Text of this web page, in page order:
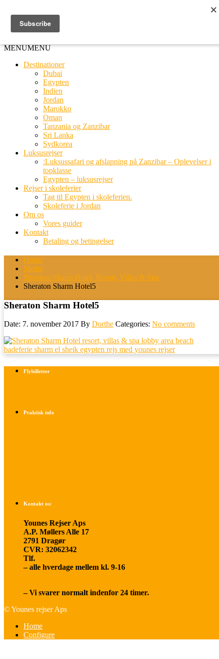
MENUMENU
Destinationer
Dubai
Egypten
Indien
Jordan
Marokko
Oman
Tanzania og Zanzibar
Sri Lanka
Sydkorea
Luksusrejser
:Luksussafari og afslapning på Zanzibar – Oplevelser i
topklasse
Egypten – luksusrejser
Rejser i skoleferier
Tag til Egypten i skoleferien.
Skoleferie i Jordan
Om os
Vores guider
Kontakt
Betaling og betingelser
Home
Medie
Sheraton Sharm Hotel, Resort, Villas & Spa
Sheraton Sharm Hotel5
Sheraton Sharm Hotel5
Date: 7. november 2017 By Dorthe Categories: No comments
Flybilletter
Praktisk info
Kontakt os:
Younes Rejser Aps
A.P. Møllers Alle 17
2791 Dragør
CVR: 32062342
Tlf.
– alle hverdage mellem kl. 9-16
– Vi svarer normalt indenfor 24 timer.
© Younes rejser Aps
Home
Configure